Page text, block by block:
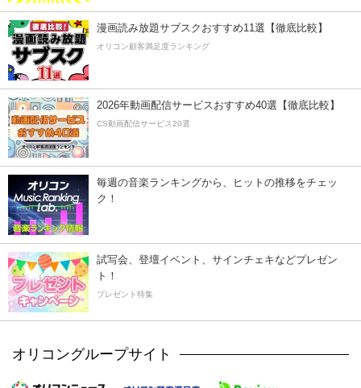
漫画読み放題サブスクおすすめ11選【徹底比較】
オリコン顧客満足度ランキング
2026年動画配信サービスおすすめ40選【徹底比較】
CS動画配信サービス20選
毎週の音楽ランキングから、ヒットの推移をチェッ
ク！
試写会、登壇イベント、サインチェキなどプレゼン
ト！
プレゼント特集
オリコングループサイト